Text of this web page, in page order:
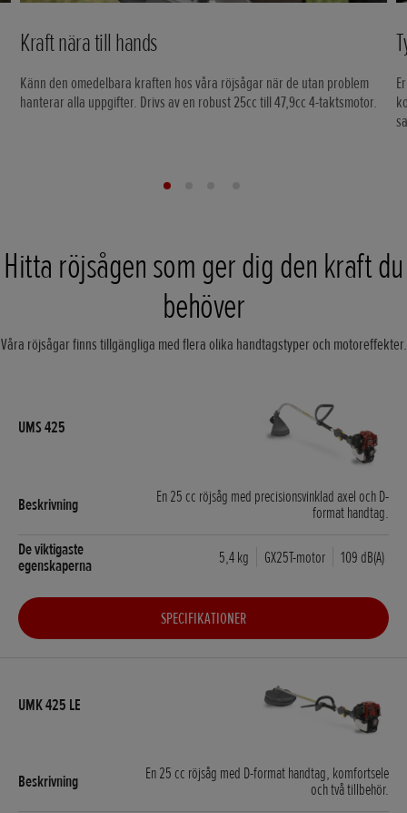
Kraft nära till hands
Känn den omedelbara kraften hos våra röjsågar när de utan problem
hanterar alla uppgifter. Drivs av en robust 25cc till 47,9cc 4-taktsmotor.
Hitta röjsågen som ger dig den kraft du
behöver
Våra röjsågar finns tillgängliga med flera olika handtagstyper och motoreffekter.
En 25 cc röjsåg med precisionsvinklad axel och D-
format handtag.
5,4 kg GX25T-motor 109 dB(A)
SPECIFIKATIONER
En 25 cc röjsåg med D-format handtag, komfortsele
och två tillbehör.